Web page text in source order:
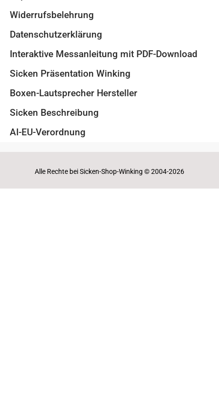
Widerrufsbelehrung
Datenschutzerklärung
Interaktive Messanleitung mit PDF-Download
Sicken Präsentation Winking
Boxen-Lautsprecher Hersteller
Sicken Beschreibung
AI-EU-Verordnung
Alle Rechte bei Sicken-Shop-Winking © 2004-2026